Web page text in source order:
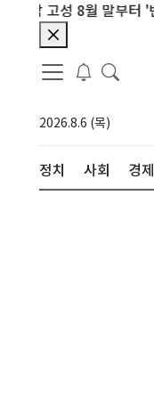
성 8월 말부터 '반값
2026.8.6 (목)
정치 사회 경제